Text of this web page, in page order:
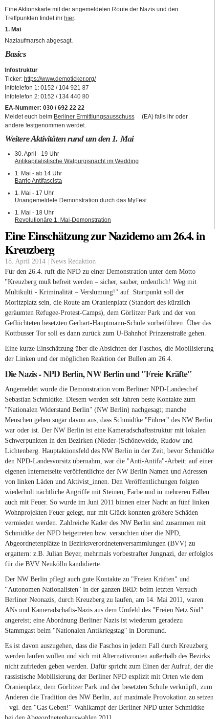
Eine Aktionskarte mit der angemeldeten Route der Nazis und den
Treffpunkten findet ihr hier.
1. Mai
Naziaufmarsch abgesagt.
Basics
Infostruktur
Ticker: https://www.demoticker.org/(link is external)
Infotelefon 1: 0152 / 104 921 87
Infotelefon 2: 0152 / 134 440 80
EA-Nummer: 030 / 692 22 22
Meldet euch beim Berliner Ermittlungsausschuss (link is external)
(EA) falls ihr oder
andere festgenommen werdet.
Weitere Aktivitäten rund um den 1. Mai
30. April - 19 Uhr
Antikapitalistische Walpurgisnacht im Wedding
1. Mai - ab 14 Uhr
Barrio Antifascista
1. Mai - 17 Uhr
Unangemeldete Demonstration durch das MyFest(link is external)
1. Mai - 18 Uhr
Revolutionäre 1. Mai-Demonstration
Eine Einschätzung zur Nazidemo am 26.4. in
Kreuzberg
18. April 2014 | News Redaktion
Für den 26.4. ruft die NPD zu einer Demonstration unter dem Motto
"Kreuzberg muß befreit werden – sicher, sauber, ordentlich! Weg mit
Multikulti - Kriminalität – Verslumung!" auf. Startpunkt soll der
Moritzplatz sein, die Route am Oranienplatz (Standort des kürzlich
geräumten Refugee-Protest-Camps), dem Görlitzer Park und der von
Geflüchteten besetzten Gerhart-Hauptmann-Schule vorbeiführen. Über das
Kottbusser Tor soll es dann zurück zum U-Bahnhof Prinzenstraße gehen.
Eine kurze Einschätzung über die Absichten der Faschos, die Mobilisierung
der Linken und der möglichen Reaktion der Bullen am 26.4.
Die Nazis - NPD Berlin, NW Berlin und "Freie Kräfte"
Angemeldet wurde die Demonstration vom Berliner NPD-Landeschef
Sebastian Schmidtke. Diesem werden seit Jahren beste Kontakte zum
"Nationalen Widerstand Berlin" (NW Berlin) nachgesagt; manche
Menschen gehen sogar davon aus, dass Schmidtke "Führer" des NW Berlin
war oder ist. Der NW Berlin ist eine Kameradschaftsstruktur mit lokalen
Schwerpunkten in den Bezirken (Nieder-)Schöneweide, Rudow und
Lichtenberg. Hauptaktionsfeld des NW Berlin in der Zeit, bevor Schmidtke
den NPD-Landesvorsitz übernahm, war die "Anti-Antifa"-Arbeit: auf einer
eigenen Internetseite veröffentlichte der NW Berlin Namen und Adressen
von linken Läden und Aktivist_innen. Den Veröffentlichungen folgten
wiederholt nächtliche Angriffe mit Steinen, Farbe und in mehreren Fällen
auch mit Feuer. So wurde im Juni 2011 binnen einer Nacht an fünf linken
Wohnprojekten Feuer gelegt, nur mit Glück konnten größere Schäden
vermieden werden. Zahlreiche Kader des NW Berlin sind zusammen mit
Schmidtke der NPD beigetreten bzw. versuchten über die NPD,
Abgeordnetenplätze in Bezirksverordnetenversammlungen (BVV) zu
ergattern: z.B. Julian Beyer, mehrmals vorbestrafter Jungnazi, der erfolglos
für die BVV Neukölln kandidierte.
Der NW Berlin pflegt auch gute Kontakte zu "Freien Kräften" und
"Autonomen Nationalisten" in der ganzen BRD: beim letzten Versuch
Berliner Neonazis, durch Kreuzberg zu laufen, am 14. Mai 2011, waren
ANs und Kameradschafts-Nazis aus dem Umfeld des "Freien Netz Süd"
angereist; eine Abordnung Berliner Nazis ist wiederum geradezu
Stammgast beim "Nationalen Antikriegstag" in Dortmund.
Es ist davon auszugehen, dass die Faschos in jedem Fall durch Kreuzberg
werden laufen wollen und sich mit Alternativrouten außerhalb des Bezirks
nicht zufrieden geben werden. Dafür spricht zum Einen der Aufruf, der die
rassistische Mobilisierung der Berliner NPD explizit mit Orten wie dem
Oranienplatz, dem Görlitzer Park und der besetzten Schule verknüpft, zum
Anderen die Tradition des NW Berlin, auf maximale Provokation zu setzen
- vgl. den "Gas Geben!"-Wahlkampf der Berliner NPD unter Schmidtke